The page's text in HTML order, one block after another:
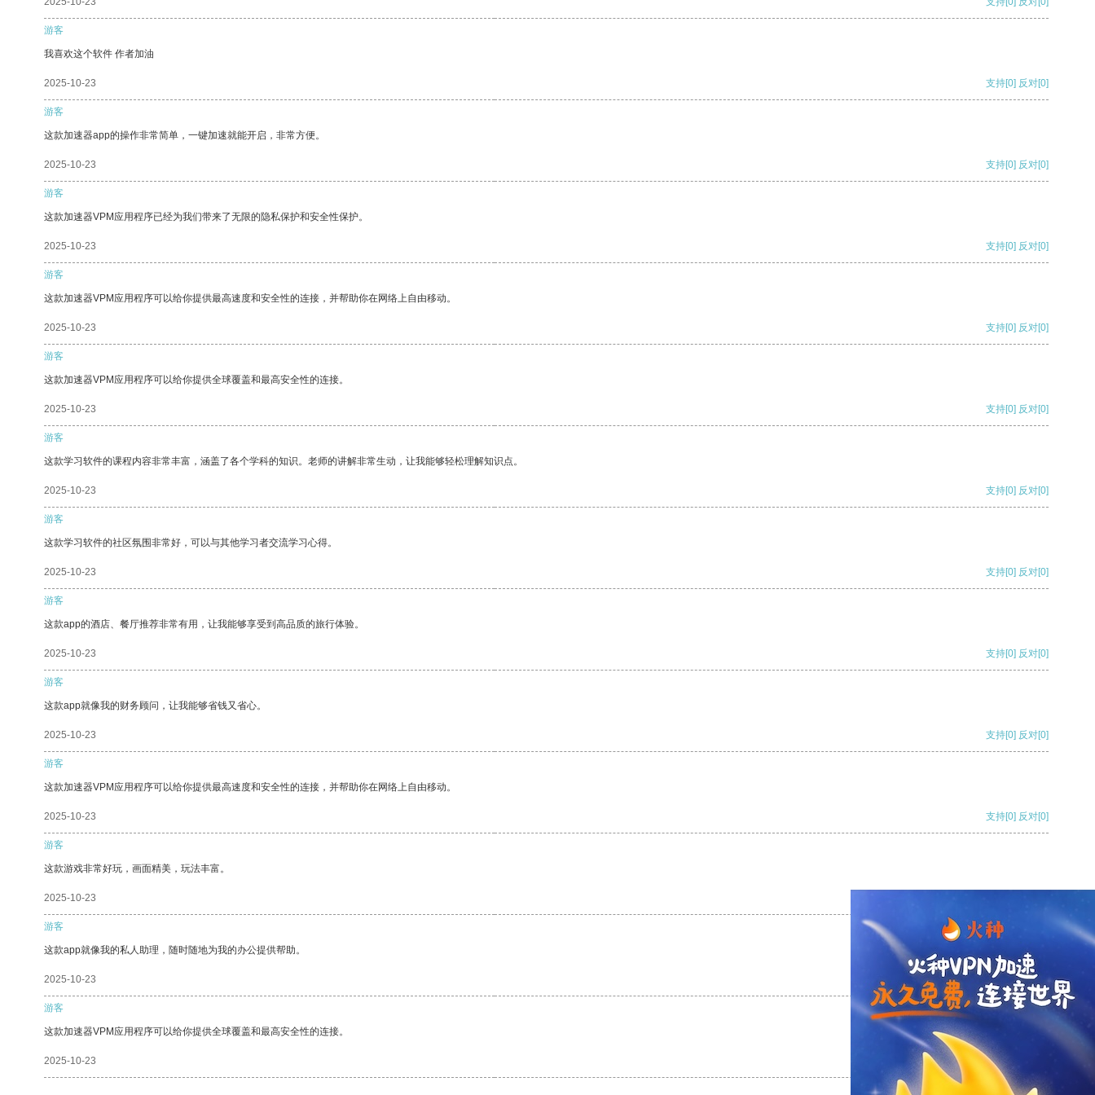
游客
我喜欢这个软件 作者加油
2025-10-23 支持[0] 反对[0]
游客
这款加速器app的操作非常简单，一键加速就能开启，非常方便。
2025-10-23 支持[0] 反对[0]
游客
这款加速器VPM应用程序已经为我们带来了无限的隐私保护和安全性保护。
2025-10-23 支持[0] 反对[0]
游客
这款加速器VPM应用程序可以给你提供最高速度和安全性的连接，并帮助你在网络上自由移动。
2025-10-23 支持[0] 反对[0]
游客
这款加速器VPM应用程序可以给你提供全球覆盖和最高安全性的连接。
2025-10-23 支持[0] 反对[0]
游客
这款学习软件的课程内容非常丰富，涵盖了各个学科的知识。老师的讲解非常生动，让我能够轻松理解知识点。
2025-10-23 支持[0] 反对[0]
游客
这款学习软件的社区氛围非常好，可以与其他学习者交流学习心得。
2025-10-23 支持[0] 反对[0]
游客
这款app的酒店、餐厅推荐非常有用，让我能够享受到高品质的旅行体验。
2025-10-23 支持[0] 反对[0]
游客
这款app就像我的财务顾问，让我能够省钱又省心。
2025-10-23 支持[0] 反对[0]
游客
这款加速器VPM应用程序可以给你提供最高速度和安全性的连接，并帮助你在网络上自由移动。
2025-10-23 支持[0] 反对[0]
游客
这款游戏非常好玩，画面精美，玩法丰富。
2025-10-23
游客
这款app就像我的私人助理，随时随地为我的办公提供帮助。
2025-10-23 支持 [0] 反对[0]
游客
这款加速器VPM应用程序可以给你提供全球覆盖和最高安全性的连接。
2025-10-23 支持